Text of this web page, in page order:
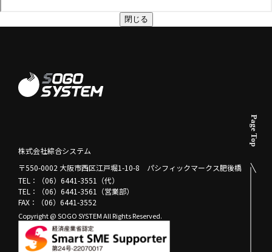
閉じる
株式会社綜合システム
〒550-0002 大阪市西区江戸堀1-10-8 パシフィックマークス肥後橋
TEL：（06）6441-3551（代）
TEL：（06）6441-3561（営業部）
FAX：（06）6441-3552
Copyright @ SOGO SYSTEM All Rights Reserved.